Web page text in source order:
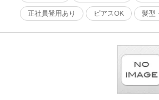
正社員登用あり ピアスOK 髪型